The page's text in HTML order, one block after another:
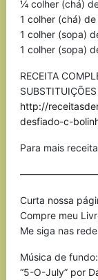
¼ colher (chá)
1 colher (chá) de
1 colher (sopa)
1 colher (sopa)
RECEITA
http://
desfiado-c-
Para mais
Curta nossa
Compre meu
Me siga nas
Música de fundo:
“5-O-July” por